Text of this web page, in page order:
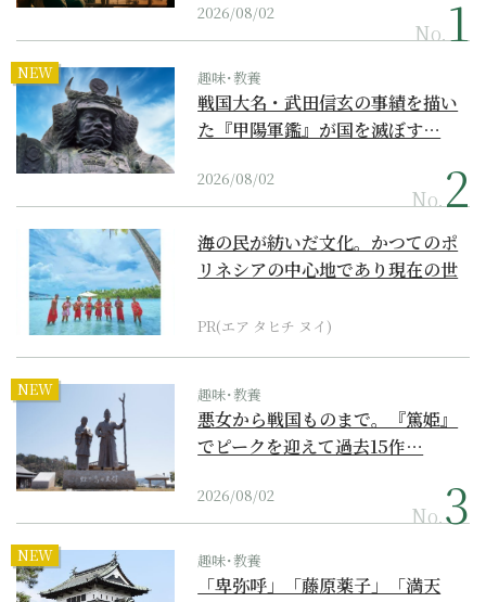
2026/08/02
No.
NEW 趣味･教養
戦国大名・武田信玄の事績を描い
た『甲陽軍鑑』が国を滅ぼす…
2026/08/02
No.
海の民が紡いだ文化。かつてのポ
リネシアの中心地であり現在の世
PR(エア タヒチ ヌイ)
NEW 趣味･教養
悪女から戦国ものまで。『篤姫』
でピークを迎えて過去15作…
2026/08/02
No.
NEW 趣味･教養
「卑弥呼」「藤原薬子」「満天